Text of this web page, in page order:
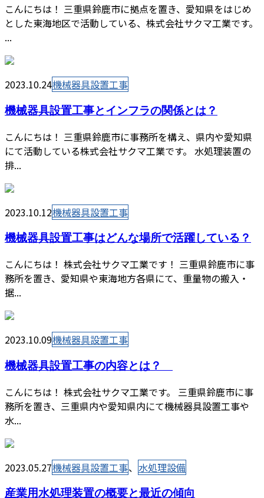
こんにちは！ 三重県鈴鹿市に拠点を置き、愛知県をはじめ
とした東海地区で活動している、株式会社サクマ工業です。
...
2023.10.24機械器具設置工事
機械器具設置工事とインフラの関係とは？
こんにちは！ 三重県鈴鹿市に事務所を構え、県内や愛知県
にて活動している株式会社サクマ工業です。 水処理装置の
排...
2023.10.12機械器具設置工事
機械器具設置工事はどんな場所で活躍している？
こんにちは！ 株式会社サクマ工業です！ 三重県鈴鹿市に事
務所を置き、愛知県や東海地方各県にて、重量物の搬入・
据...
2023.10.09機械器具設置工事
機械器具設置工事の内容とは？
こんにちは！ 株式会社サクマ工業です。 三重県鈴鹿市に事
務所を置き、三重県内や愛知県内にて機械器具設置工事や
水...
2023.05.27機械器具設置工事、 水処理設備
産業用水処理装置の概要と最近の傾向